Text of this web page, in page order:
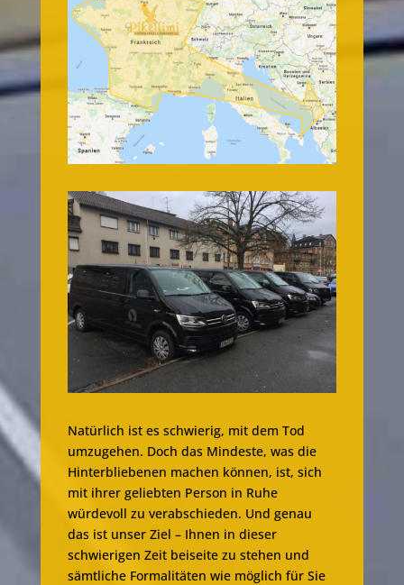
Natürlich ist es schwierig, mit dem Tod
umzugehen. Doch das Mindeste, was die
Hinterbliebenen machen können, ist, sich
mit ihrer geliebten Person in Ruhe
würdevoll zu verabschieden. Und genau
das ist unser Ziel – Ihnen in dieser
schwierigen Zeit beiseite zu stehen und
sämtliche Formalitäten wie möglich für Sie